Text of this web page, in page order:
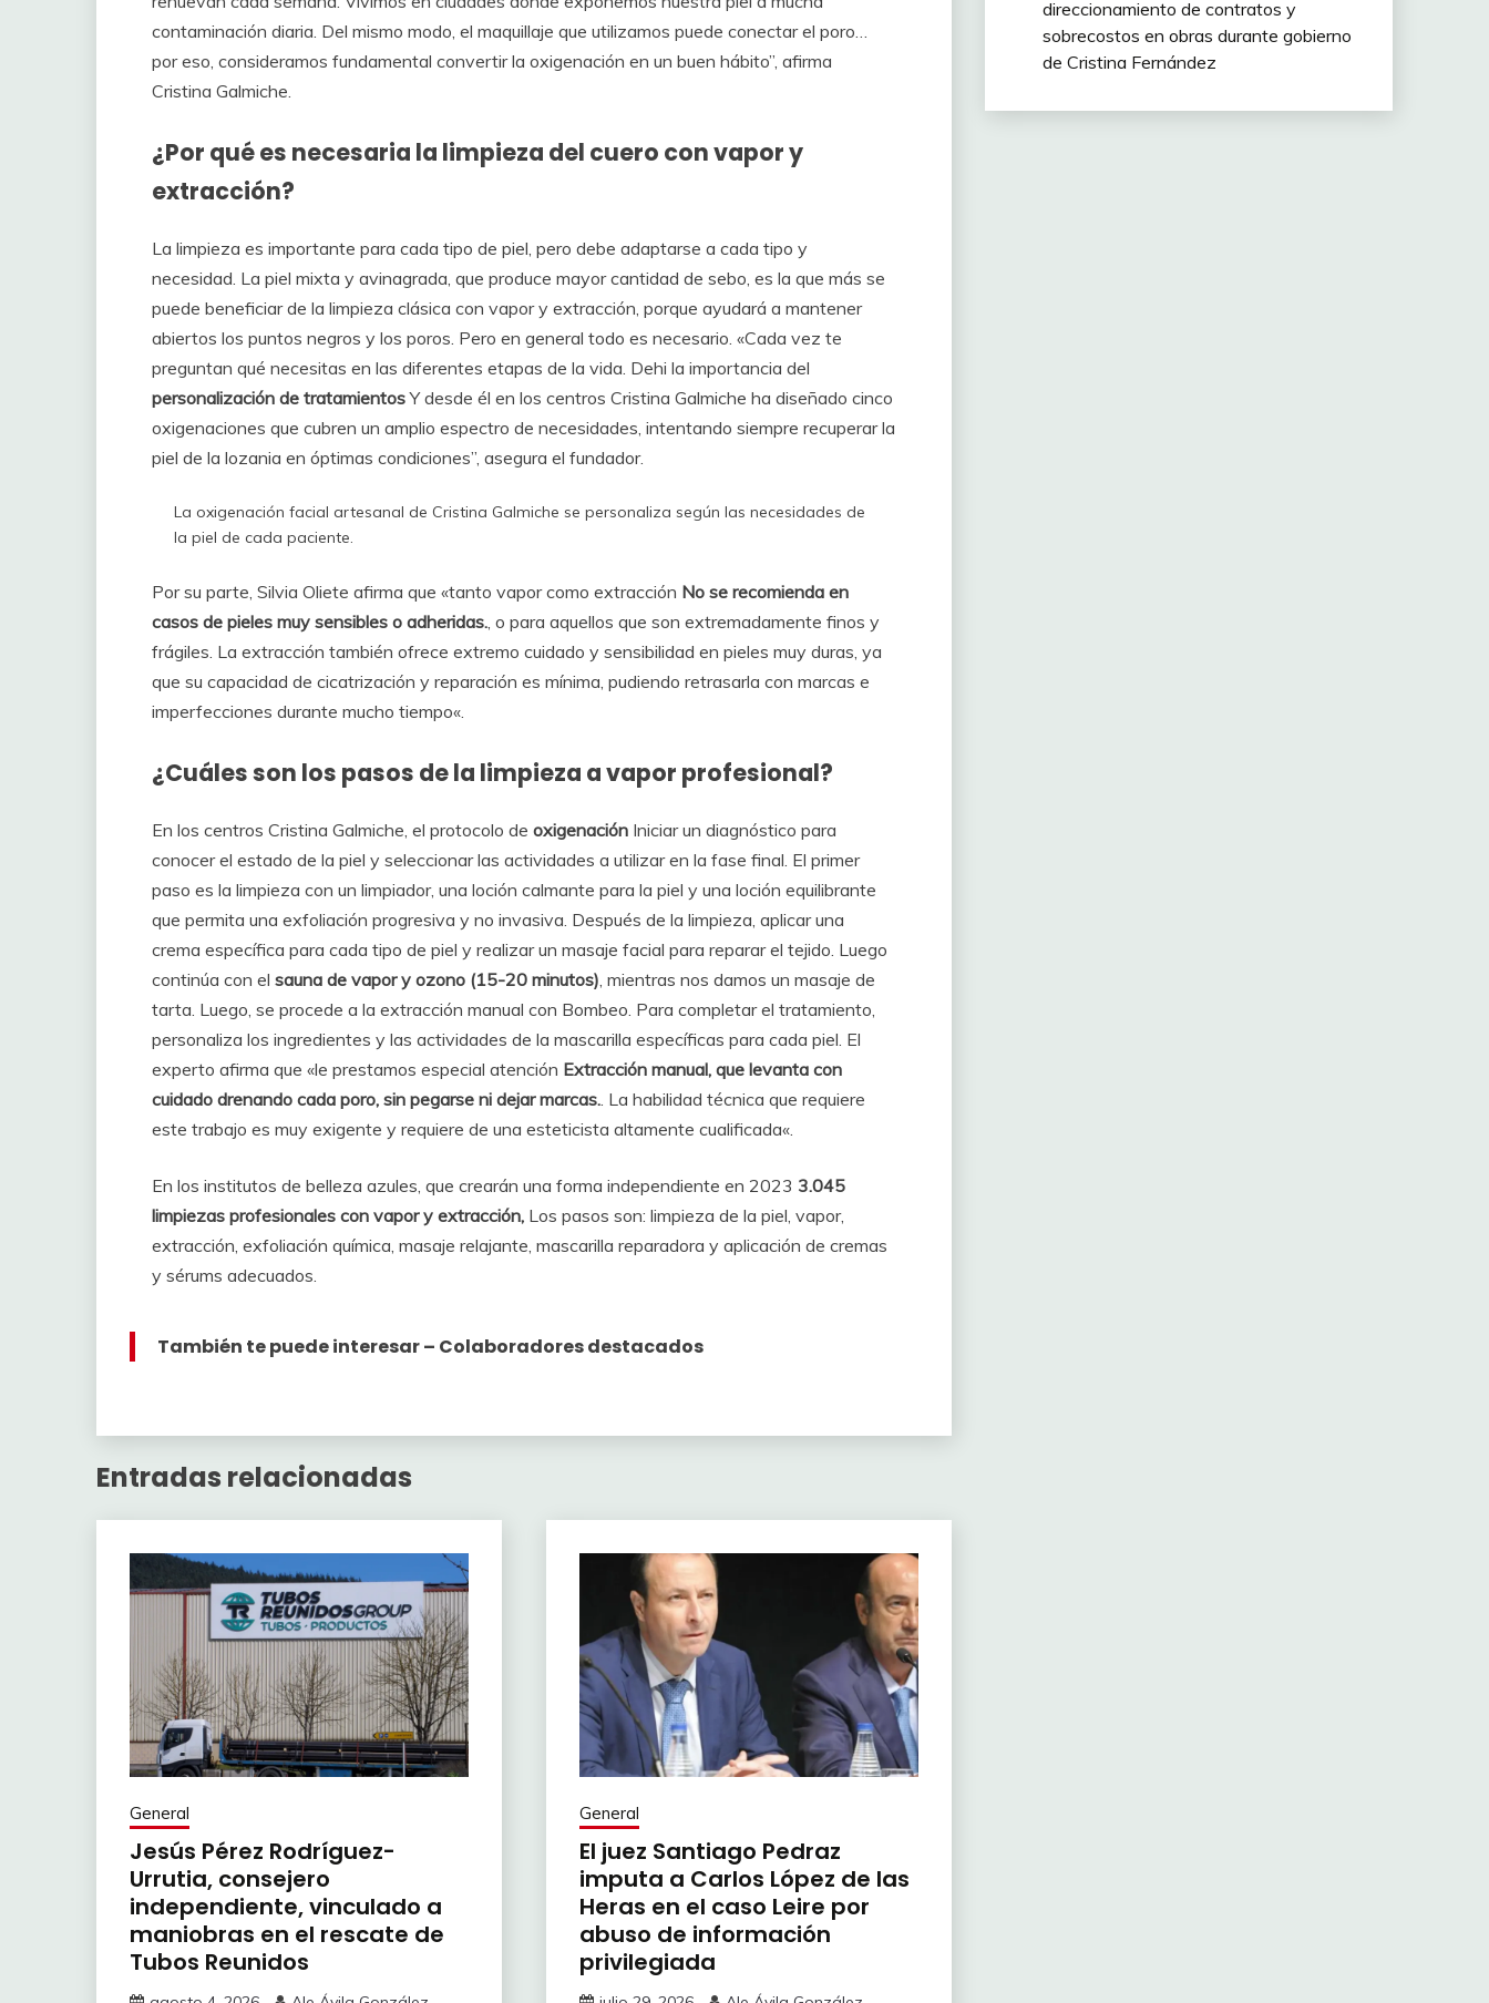
contaminación diaria. Del mismo modo, el maquillaje que utilizamos puede conectar el poro…
por eso, consideramos fundamental convertir la oxigenación en un buen hábito”, afirma
Cristina Galmiche.
¿Por qué es necesaria la limpieza del cuero con vapor y
extracción?
La limpieza es importante para cada tipo de piel, pero debe adaptarse a cada tipo y
necesidad. La piel mixta y avinagrada, que produce mayor cantidad de sebo, es la que más se
puede beneficiar de la limpieza clásica con vapor y extracción, porque ayudará a mantener
abiertos los puntos negros y los poros. Pero en general todo es necesario. «Cada vez te
preguntan qué necesitas en las diferentes etapas de la vida. Dehi la importancia del
personalización de tratamientosY desde él en los centros Cristina Galmiche ha diseñado cinco
oxigenaciones que cubren un amplio espectro de necesidades, intentando siempre recuperar la
piel de la lozania en óptimas condiciones”, asegura el fundador.
La oxigenación facial artesanal de Cristina Galmiche se personaliza según las necesidades de
la piel de cada paciente.
Por su parte, Silvia Oliete afirma que «tanto vapor como extracción No se recomienda en
casos de pieles muy sensibles o adheridas. , o para aquellos que son extremadamente finos y
frágiles. La extracción también ofrece extremo cuidado y sensibilidad en pieles muy duras, ya
que su capacidad de cicatrización y reparación es mínima, pudiendo retrasarla con marcas e
imperfecciones durante mucho tiempo«.
¿Cuáles son los pasos de la limpieza a vapor profesional?
En los centros Cristina Galmiche, el protocolo de oxigenación Iniciar un diagnóstico para
conocer el estado de la piel y seleccionar las actividades a utilizar en la fase final. El primer
paso es la limpieza con un limpiador, una loción calmante para la piel y una loción equilibrante
que permita una exfoliación progresiva y no invasiva. Después de la limpieza, aplicar una
crema específica para cada tipo de piel y realizar un masaje facial para reparar el tejido. Luego
continúa con el sauna de vapor y ozono (15-20 minutos) , mientras nos damos un masaje de
tarta. Luego, se procede a la extracción manual con Bombeo. Para completar el tratamiento,
personaliza los ingredientes y las actividades de la mascarilla específicas para cada piel. El
experto afirma que «le prestamos especial atención Extracción manual, que levanta con
cuidado drenando cada poro, sin pegarse ni dejar marcas. . La habilidad técnica que requiere
este trabajo es muy exigente y requiere de una esteticista altamente cualificada«.
En los institutos de belleza azules, que crearán una forma independiente en 2023 3.045
limpiezas profesionales con vapor y extracción, Los pasos son: limpieza de la piel, vapor,
extracción, exfoliación química, masaje relajante, mascarilla reparadora y aplicación de cremas
y sérums adecuados.
También te puede interesar – Colaboradores destacados
Entradas relacionadas
General
Jesús Pérez Rodríguez-
Urrutia, consejero
independiente, vinculado a
maniobras en el rescate de
Tubos Reunidos
General
El juez Santiago Pedraz
imputa a Carlos López de las
Heras en el caso Leire por
abuso de información
privilegiada
direccionamiento de contratos y
sobrecostos en obras durante gobierno
de Cristina Fernández